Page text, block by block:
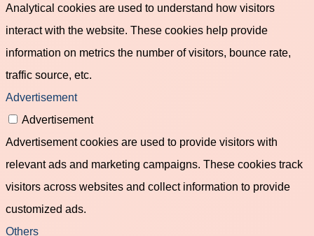
Analytical cookies are used to understand how visitors
interact with the website. These cookies help provide
information on metrics the number of visitors, bounce rate,
traffic source, etc.
Advertisement
Advertisement
Advertisement cookies are used to provide visitors with
relevant ads and marketing campaigns. These cookies track
visitors across websites and collect information to provide
customized ads.
Others